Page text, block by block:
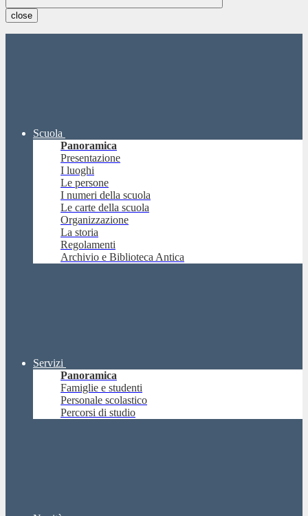
close
Scuola
Panoramica
Presentazione
I luoghi
Le persone
I numeri della scuola
Le carte della scuola
Organizzazione
La storia
Regolamenti
Archivio e Biblioteca Antica
Servizi
Panoramica
Famiglie e studenti
Personale scolastico
Percorsi di studio